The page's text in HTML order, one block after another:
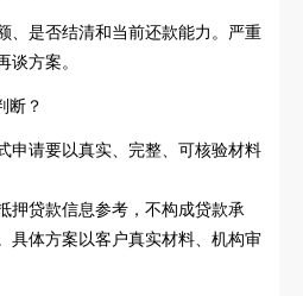
、是否结清和当前还款能力。严重
方案。
断？
申请要以真实、完整、可核验材料
押贷款信息参考，不构成贷款承
具体方案以客户真实材料、机构审